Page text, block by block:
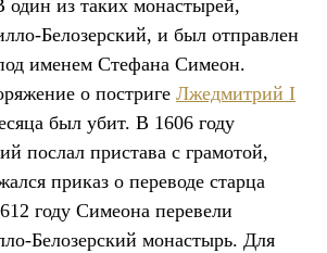
из таких монастырей,
Белозерский, и был отправлен
именем Стефана Симеон.
о постриге Лжедмитрий I
был убит. В 1606 году
послал пристава с грамотой,
приказ о переводе старца
году Симеона перевели
Белозерский монастырь. Для